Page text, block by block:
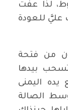
لذا عفت
عليَّ للعودة
من فتحة
بيدها
اليمنى
الصالة